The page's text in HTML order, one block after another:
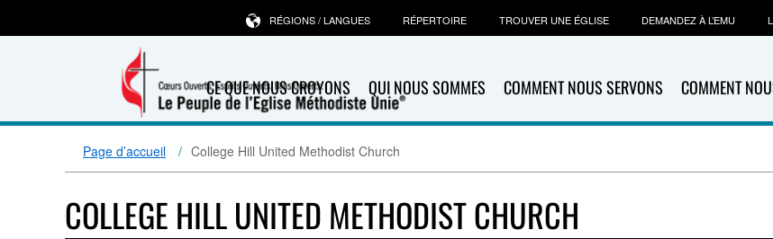
CE QUE NOUS CROYONS QUI NOUS SOMMES COMMENT NOUS SERVONS COMMENT
RÉGIONS / LANGUES RÉPERTOIRE TROUVER UNE ÉGLISE DEMANDEZ À L’EMU
Page d’accueil College Hill United Methodist Church
COLLEGE HILL UNITED METHODIST CHURCH